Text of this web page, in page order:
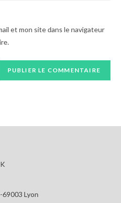
et mon site dans le navigateur
69003 Lyon